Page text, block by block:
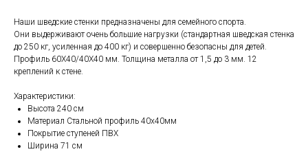
Наши шведские стенки предназначены для семейного спорта.
Они выдерживают очень большие нагрузки (стандартная шведская стенка
до 250 кг, усиленная до 400 кг) и совершенно безопасны для детей.
Профиль 60Х40/40Х40 мм. Толщина металла от 1,5 до 3 мм. 12
креплений к стене.
Характеристики:
Высота 240 см
Материал Стальной профиль 40х40мм
Покрытие ступеней ПВХ
Ширина 71 см